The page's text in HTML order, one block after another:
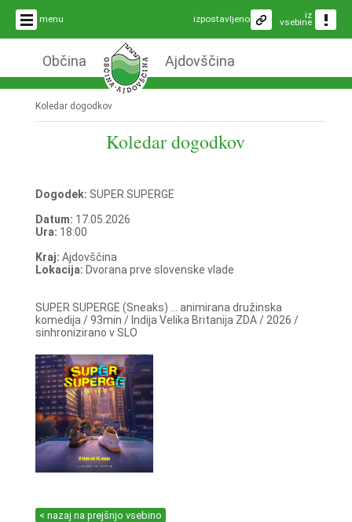
menu iz
vsebine
izpostavljeno
Občina Ajdovščina
Koledar dogodkov
Koledar dogodkov
Dogodek: SUPER SUPERGE
Datum: 17.05.2026
Ura: 18:00
Kraj: Ajdovščina
Lokacija: Dvorana prve slovenske vlade
SUPER SUPERGE (Sneaks) ... animirana družinska
komedija / 93min / Indija Velika Britanija ZDA / 2026 /
sinhronizirano v SLO
< nazaj na prejšnjo vsebino